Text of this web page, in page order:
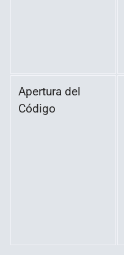
Apertura del
Código